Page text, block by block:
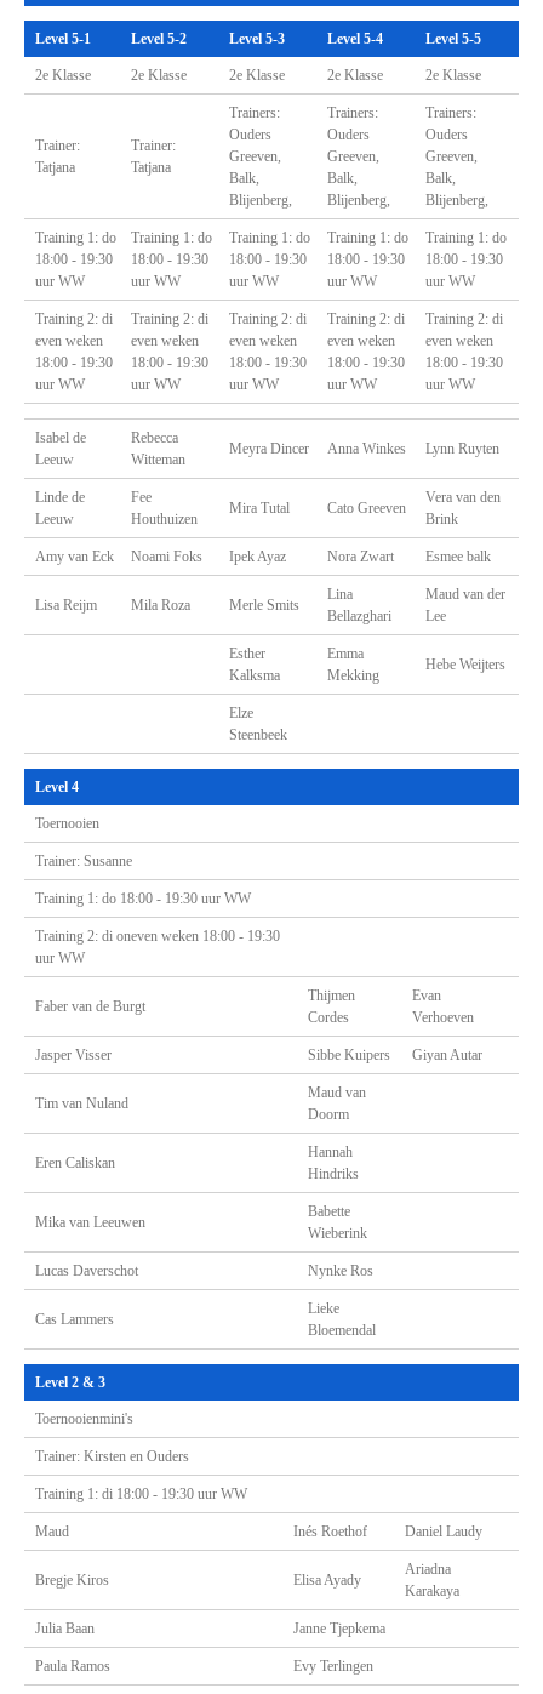
Level 5-1 Level 5-2 Level 5-3 Level 5-4 Level 5-5
2e Klasse 2e Klasse 2e Klasse 2e Klasse 2e Klasse
Trainer:
Tatjana
Trainer:
Tatjana
Trainers:
Ouders
Greeven,
Balk,
Blijenberg,
Trainers:
Ouders
Greeven,
Balk,
Blijenberg,
Trainers:
Ouders
Greeven,
Balk,
Blijenberg,
Training 1: do
18:00 - 19:30
uur WW
Training 1: do
18:00 - 19:30
uur WW
Training 1: do
18:00 - 19:30
uur WW
Training 1: do
18:00 - 19:30
uur WW
Training 1: do
18:00 - 19:30
uur WW
Training 2: di
even weken
18:00 - 19:30
uur WW
Training 2: di
even weken
18:00 - 19:30
uur WW
Training 2: di
even weken
18:00 - 19:30
uur WW
Training 2: di
even weken
18:00 - 19:30
uur WW
Training 2: di
even weken
18:00 - 19:30
uur WW
Isabel de
Leeuw
Rebecca
Witteman
Meyra Dincer Anna Winkes Lynn Ruyten
Linde de
Leeuw
Fee
Houthuizen
Mira Tutal Cato Greeven
Vera van den
Brink
Amy van Eck Noami Foks Ipek Ayaz Nora Zwart Esmee balk
Lisa Reijm Mila Roza Merle Smits
Lina
Bellazghari
Maud van der
Lee
Esther
Kalksma
Emma
Mekking
Hebe Weijters
Elze
Steenbeek
Level 4
Toernooien
Trainer: Susanne
Training 1: do 18:00 - 19:30 uur WW
Training 2: di oneven weken 18:00 - 19:30
uur WW
Faber van de Burgt
Thijmen
Cordes
Evan
Verhoeven
Jasper Visser Sibbe Kuipers Giyan Autar
Tim van Nuland
Maud van
Doorm
Eren Caliskan
Hannah
Hindriks
Mika van Leeuwen
Babette
Wieberink
Lucas Daverschot Nynke Ros
Cas Lammers
Lieke
Bloemendal
Level 2 & 3
Toernooienmini's
Trainer: Kirsten en Ouders
Training 1: di 18:00 - 19:30 uur WW
Maud Inés Roethof Daniel Laudy
Bregje Kiros Elisa Ayady
Ariadna
Karakaya
Julia Baan Janne Tjepkema
Paula Ramos Evy Terlingen